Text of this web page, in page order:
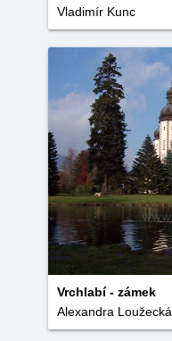
Vladimír Kunc
Vrchlabí - zámek
Alexandra Loužecká